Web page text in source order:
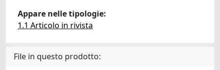
Appare nelle tipologie:
1.1 Articolo in rivista
File in questo prodotto: